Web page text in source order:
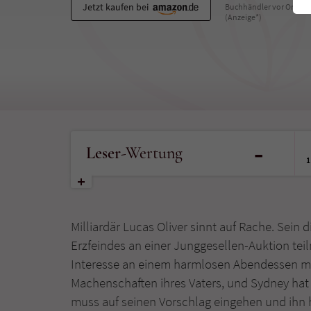
Jetzt kaufen bei
Buchhändler vor Ort
(Anzeige*)
Leser-Wertung -
1
Milliardär Lucas Oliver sinnt auf Rache.
Erzfeindes an einer Junggesellen-Auktion
Interesse an einem harmlosen Abendessen
Machenschaften ihres Vaters, und Sydney
muss auf seinen Vorschlag eingehen und